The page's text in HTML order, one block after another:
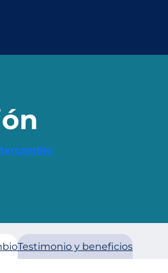
Testimonio y beneficios